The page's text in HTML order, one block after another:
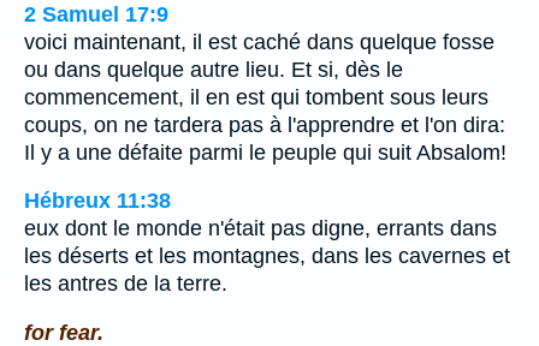
2 Samuel 17:9
voici maintenant, il est caché dans quelque fosse
ou dans quelque autre lieu. Et si, dès le
commencement, il en est qui tombent sous leurs
coups, on ne tardera pas à l'apprendre et l'on dira:
Il y a une défaite parmi le peuple qui suit Absalom!
Hébreux 11:38
eux dont le monde n'était pas digne, errants dans
les déserts et les montagnes, dans les cavernes et
les antres de la terre.
for fear.